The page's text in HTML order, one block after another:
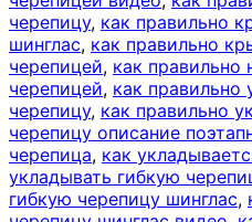
черепицу, как правильно
шинглас, как правильно
черепицей, как правильно
черепицей, как правильно
черепицу, как правильно
черепицу описание
черепица, как
укладывать гибкую
гибкую черепицу шинглас,